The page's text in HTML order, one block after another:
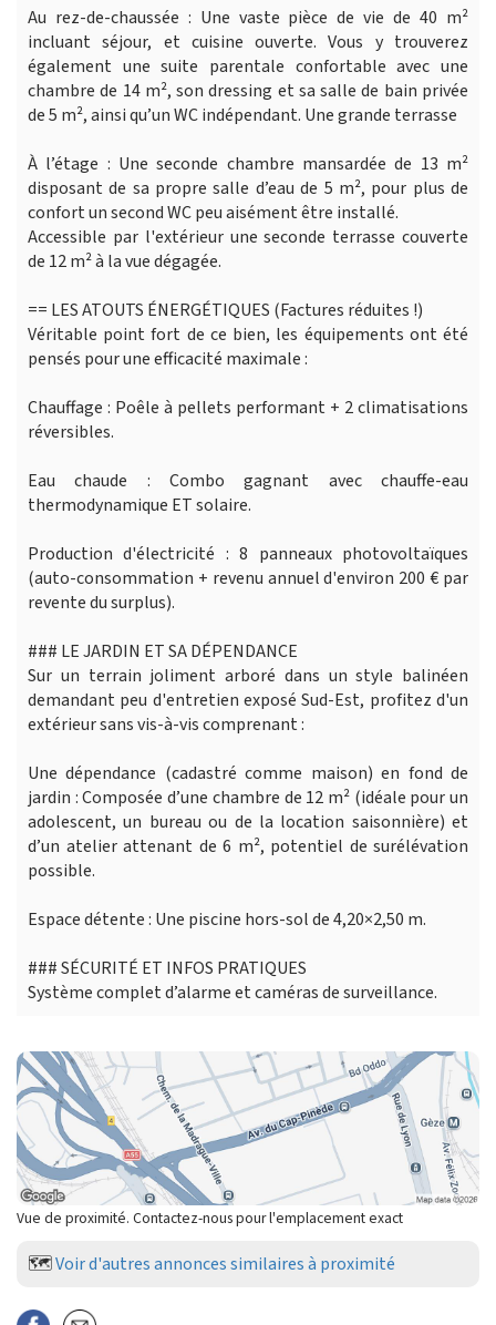
Au rez-de-chaussée : Une vaste pièce de vie de 40 m²
incluant séjour, et cuisine ouverte. Vous y trouverez
également une suite parentale confortable avec une
chambre de 14 m², son dressing et sa salle de bain privée
de 5 m², ainsi qu’un WC indépendant. Une grande terrasse
À l’étage : Une seconde chambre mansardée de 13 m²
disposant de sa propre salle d’eau de 5 m², pour plus de
confort un second WC peu aisément être installé.
Accessible par l'extérieur une seconde terrasse couverte
de 12 m² à la vue dégagée.
== LES ATOUTS ÉNERGÉTIQUES (Factures réduites !)
Véritable point fort de ce bien, les équipements ont été
pensés pour une efficacité maximale :
Chauffage : Poêle à pellets performant + 2 climatisations
réversibles.
Eau chaude : Combo gagnant avec chauffe-eau
thermodynamique ET solaire.
Production d'électricité : 8 panneaux photovoltaïques
(auto-consommation + revenu annuel d'environ 200 € par
revente du surplus).
### LE JARDIN ET SA DÉPENDANCE
Sur un terrain joliment arboré dans un style balinéen
demandant peu d'entretien exposé Sud-Est, profitez d'un
extérieur sans vis-à-vis comprenant :
Une dépendance (cadastré comme maison) en fond de
jardin : Composée d’une chambre de 12 m² (idéale pour un
adolescent, un bureau ou de la location saisonnière) et
d’un atelier attenant de 6 m², potentiel de surélévation
possible.
Espace détente : Une piscine hors-sol de 4,20×2,50 m.
### SÉCURITÉ ET INFOS PRATIQUES
Système complet d’alarme et caméras de surveillance.
Vue de proximité. Contactez-nous pour l'emplacement exact
🗺️Voir d'autres annonces similaires à proximité